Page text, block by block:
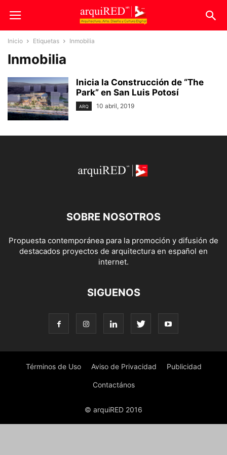
Inicio Etiquetas Inmobilia
Inmobilia
Inicia la Construcción de “The
Park” en San Luis Potosí
ARQ 10 abril, 2019
SOBRE NOSOTROS
Propuesta contemporánea para la promoción y difusión de
destacados proyectos de arquitectura en español en
internet.
SIGUENOS
Términos de Uso Aviso de Privacidad Publicidad
Contactános
© arquiRED 2016